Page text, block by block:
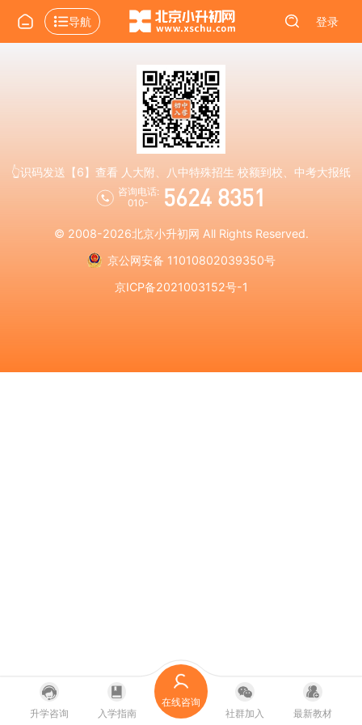
导航 登录
👆识码发送【6】查看 人大附、八中特殊招生 校额到校、中考大报纸
咨询电话:
010-
5624 8351
© 2008-2026北京小升初网 All Rights Reserved.
京公网安备 11010802039350号
京ICP备2021003152号-1
升学咨询 入学指南
在线咨询
社群加入
最新教材